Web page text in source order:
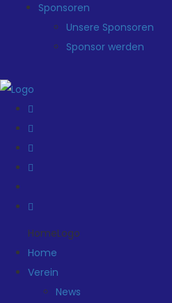
Sponsoren
Unsere Sponsoren
Sponsor werden
HomeLogo
Home
Verein
News